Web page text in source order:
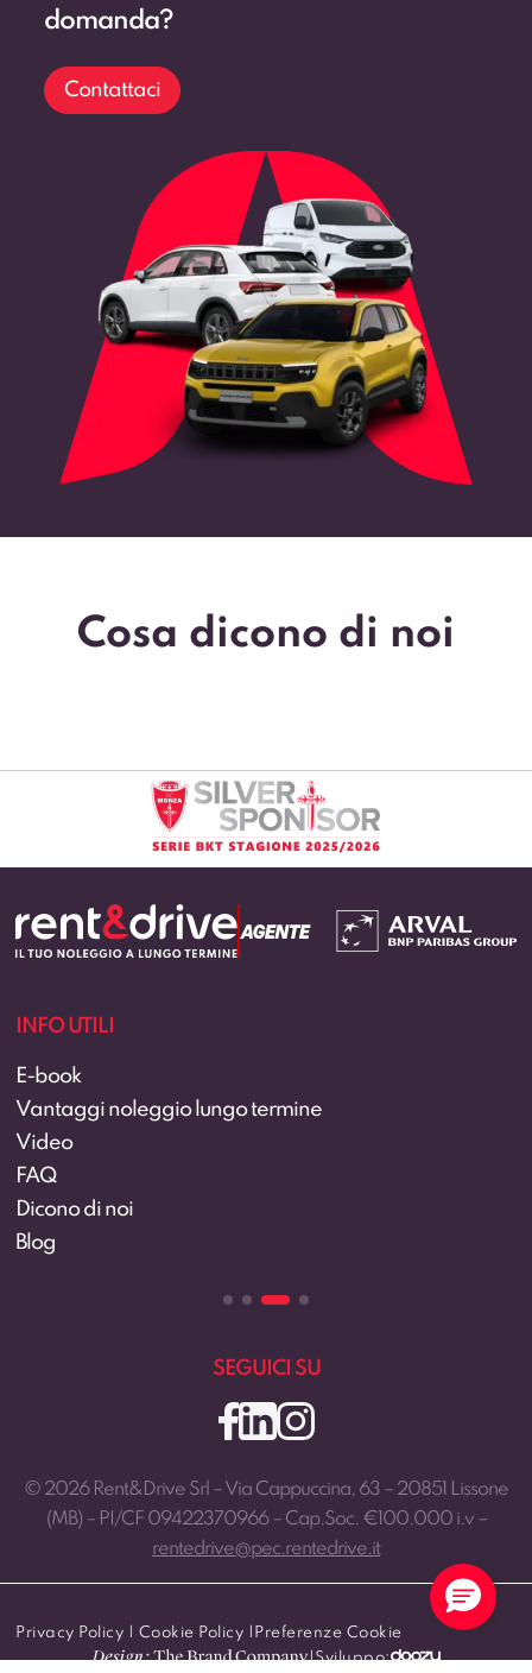
domanda?
Contattaci
Cosa dicono di noi
INFO UTILI
E-book
Vantaggi noleggio lungo termine
Video
FAQ
Dicono di noi
Blog
SEGUICI SU
© 2026 Rent&Drive Srl – Via Cappuccina, 63 – 20851 Lissone
(MB) – PI/CF 09422370966 – Cap.Soc. €100.000 i.v –
rentedrive@pec.rentedrive.it
Privacy Policy Cookie Policy
Preferenze Cookie
|Sviluppo: